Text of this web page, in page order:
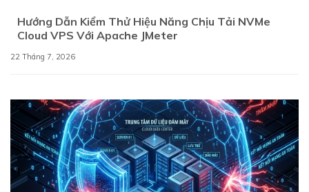
Hướng Dẫn Kiểm Thử Hiệu Năng Chịu Tải NVMe
Cloud VPS Với Apache JMeter
22 Tháng 7, 2026